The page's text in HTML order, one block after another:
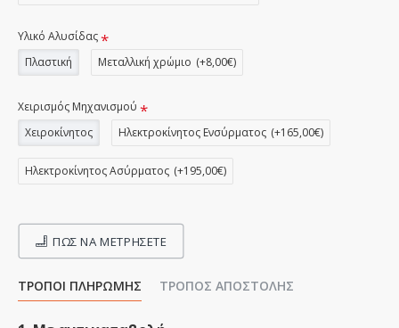
Υλικό Αλυσίδας
Πλαστική
Μεταλλική χρώμιο (+8,00€)
Χειρισμός Μηχανισμού
Χειροκίνητος
Ηλεκτροκίνητος Ενσύρματος (+165,00€)
Ηλεκτροκίνητος Ασύρματος (+195,00€)
ΠΩΣ ΝΑ ΜΕΤΡΉΣΕΤΕ
ΤΡΌΠΟΙ ΠΛΗΡΩΜΉΣ ΤΡΌΠΟΣ ΑΠΟΣΤΟΛΉΣ